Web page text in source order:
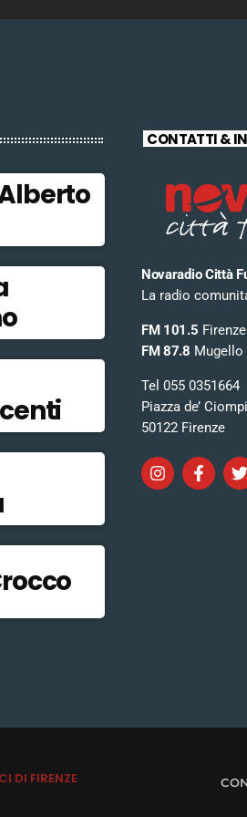
CONTATTI &
Novaradio Città
La radio
FM 101.5
FM 87.8 Mugello
Tel 055 0351664
Piazza de’
50122 Firenze
DI FIRENZE